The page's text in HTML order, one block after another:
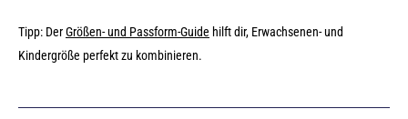
Tipp: DerGrößen- und Passform-Guide hilft dir, Erwachsenen- und
Kindergröße perfekt zu kombinieren.